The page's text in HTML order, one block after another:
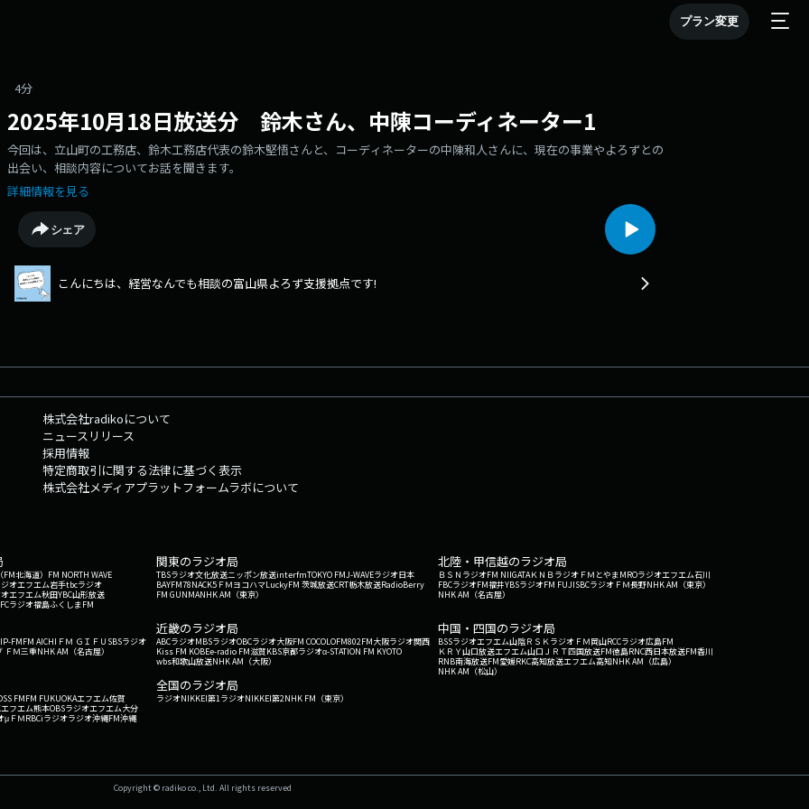
プラン変更
4分
2025年10月18日放送分 鈴木さん、中陳コーディネーター1
今回は、立山町の工務店、鈴木工務店代表の鈴木堅悟さんと、コーディネーターの中陳和人さんに、現在の事業やよろずとの
出会い、相談内容についてお話を聞きます。
詳細情報を見る
シェア
こんにちは、経営なんでも相談の富山県よろず支援拠点です!
株式会社radikoについて
ニュースリリース
採用情報
特定商取引に関する法律に基づく表示
株式会社メディアプラットフォームラボについて
北海道） FM NORTH WAVE
オエフエム岩手tbcラジオ
エフエム秋田YBC山形放送
ラジオ福島ふくしまFM
関東のラジオ局
TBSラジオ文化放送ニッポン放送interfmTOKYO FMJ-WAVEラジオ日本
BAYFM78NACK5 ＦＭヨコハマLuckyFM 茨城放送CRT栃木放送RadioBerry
FM GUNMANHK AM（東京）
北陸・甲信越のラジオ局
ＢＳＮラジオFM NIIGATAＫＮＢラジオ ＦＭとやまMROラジオエフエム石川
FBCラジオFM福井YBSラジオFM FUJISBCラジオ ＦＭ長野NHK AM（東京）
NHK AM（名古屋）
FMFM AICHI ＦＭ ＧＩＦＵ SBSラジオ
ＦＭ三重NHK AM（名古屋）
近畿のラジオ局
ABCラジオMBSラジオOBCラジオ大阪FM COCOLOFM802FM大阪ラジオ関西
Kiss FM KOBEe-radio FM滋賀KBS京都ラジオα-STATION FM KYOTO
wbs和歌山放送NHK AM（大阪）
中国・四国のラジオ局
BSSラジオエフエム山陰ＲＳＫラジオ ＦＭ岡山RCCラジオ広島FM
ＫＲＹ山口放送エフエム山口 ＪＲＴ四国放送FM徳島RNC西日本放送FM香川
RNB南海放送FM愛媛RKC高知放送エフエム高知NHK AM（広島）
NHK AM（松山）
FMFM FUKUOKAエフエム佐賀
フエム熊本OBSラジオエフエム大分
μＦＭRBCiラジオラジオ沖縄FM沖縄
全国のラジオ局
ラジオNIKKEI第1ラジオNIKKEI第2NHK FM（東京）
Copyright © radiko co., Ltd. All rights reserved